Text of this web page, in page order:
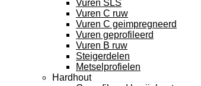
Vuren SLS
Vuren C ruw
Vuren C geimpregneerd
Vuren geprofileerd
Vuren B ruw
Steigerdelen
Metselprofielen
Hardhout